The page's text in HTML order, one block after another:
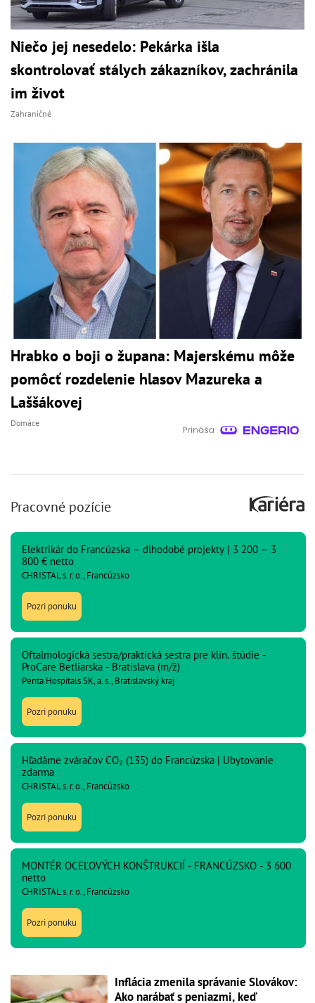
Niečo jej nesedelo: Pekárka išla
skontrolovať stálych zákazníkov, zachránila
im život
Zahraničné
Hrabko o boji o župana: Majerskému môže
pomôcť rozdelenie hlasov Mazureka a
Laššákovej
Domáce
Pracovné pozície
Elektrikár do Francúzska – dlhodobé projekty | 3 200 – 3
800 € netto
CHRISTAL s. r. o., Francúzsko
Pozri ponuku
Oftalmologická sestra/praktická sestra pre klin. štúdie -
ProCare Betliarska - Bratislava (m/ž)
Penta Hospitals SK, a. s., Bratislavský kraj
Pozri ponuku
Hľadáme zváračov CO₂ (135) do Francúzska | Ubytovanie
zdarma
CHRISTAL s. r. o., Francúzsko
Pozri ponuku
MONTÉR OCEĽOVÝCH KONŠTRUKCIÍ - FRANCÚZSKO - 3 600
netto
CHRISTAL s. r. o., Francúzsko
Pozri ponuku
Inflácia zmenila správanie Slovákov:
Ako narábať s peniazmi, keď